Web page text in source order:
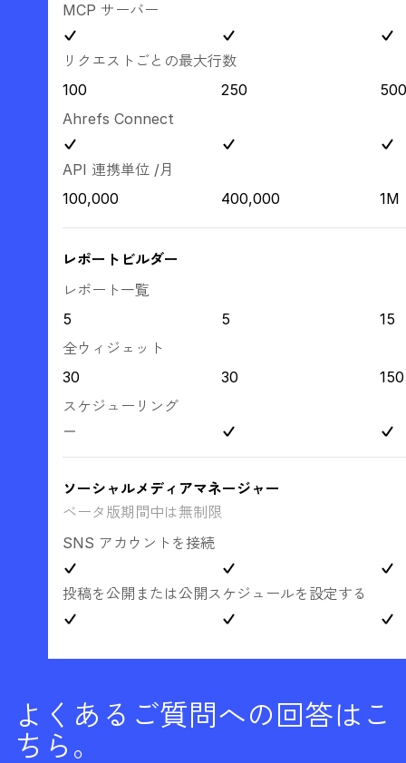
MCP サーバー
リクエストごとの最大行数
100
250
500
Ahrefs Connect
API 連携単位 /月
100,000
400,000 1M
レポートビルダー
レポート一覧
5
5
15
全ウィジェット
30
30
150
スケジューリング
ソーシャルメディアマネージャー
ベータ版期間中は無制限
SNS アカウントを接続
投稿を公開または公開スケジュールを設定する
よくあるご質問への回答はこ
ちら。